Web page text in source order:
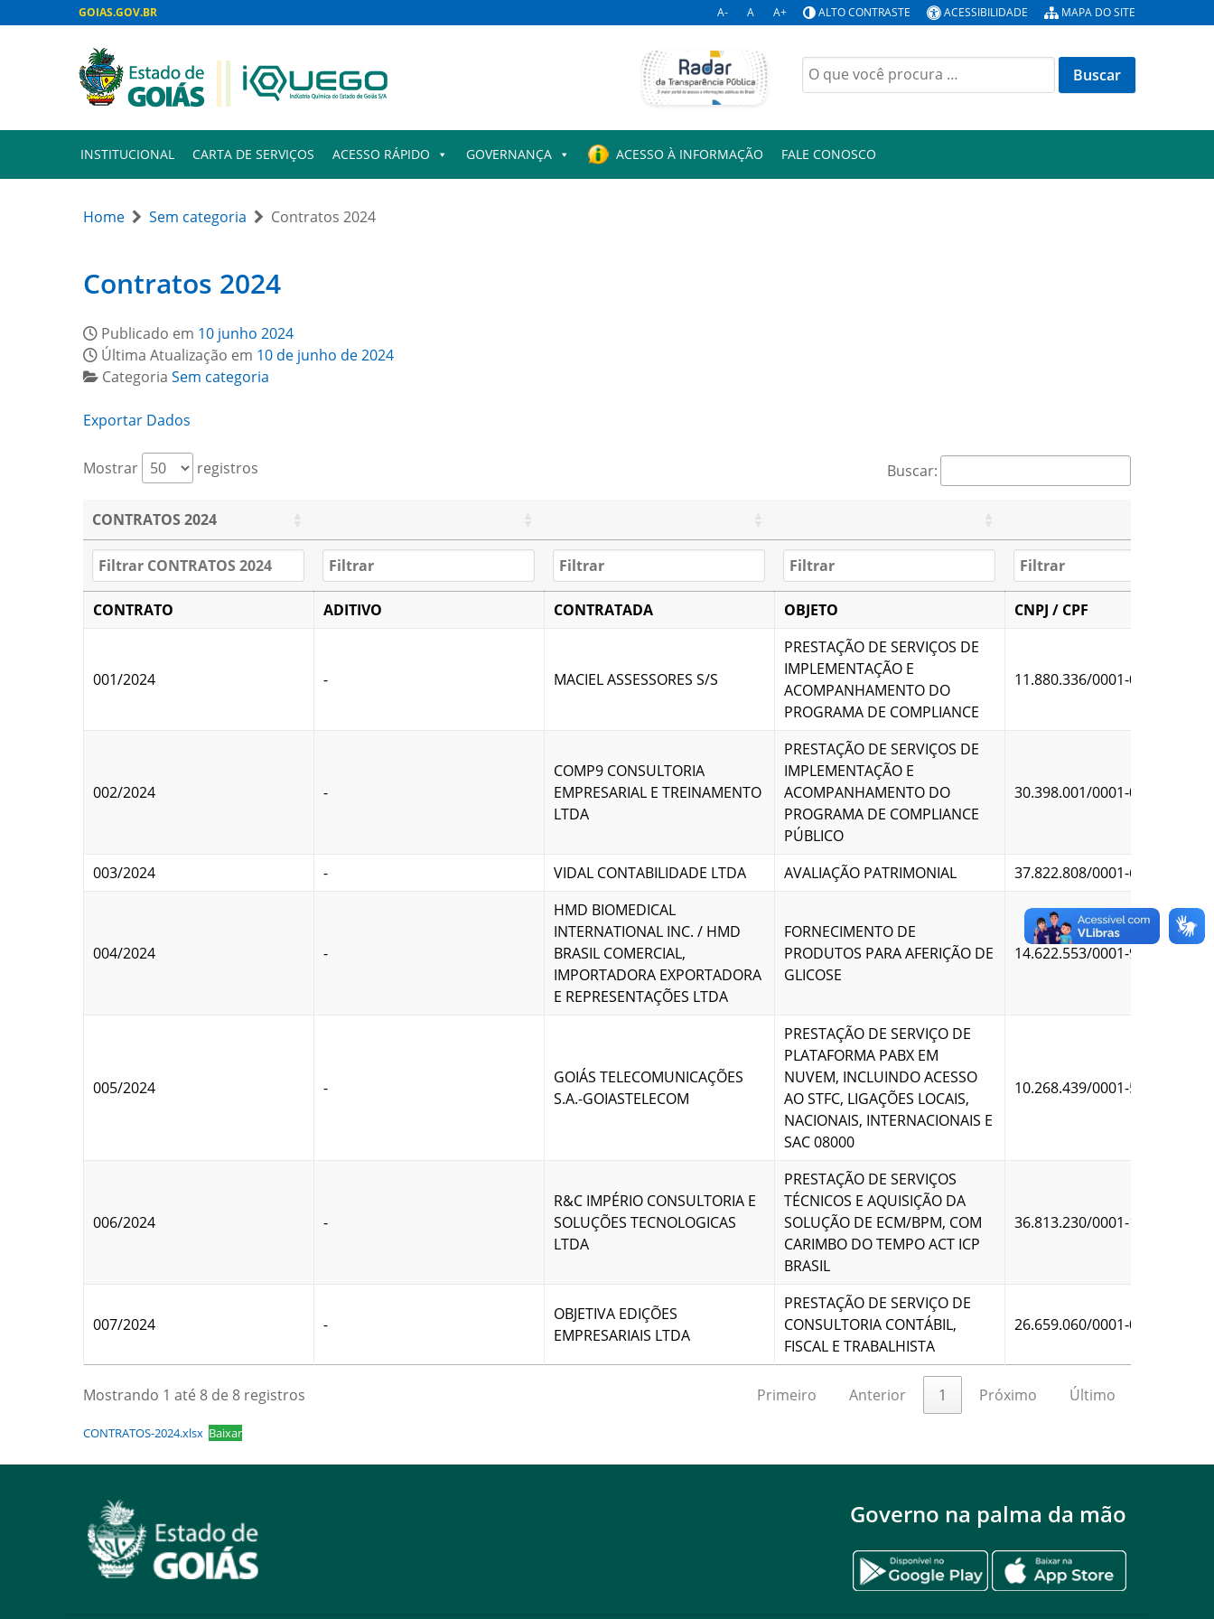
GOIAS.GOV.BR A- A A+ ALTO CONTRASTE ACESSIBILIDADE MAPA DO SITE
Buscar
por:
INSTITUCIONAL CARTA DE SERVIÇOS ACESSO RÁPIDO GOVERNANÇA ACESSO À INFORMAÇÃO FALE CONOSCO
Home Sem categoria Contratos 2024
Contratos 2024
Publicado em 10 junho 2024
Última Atualização em 10 de junho de 2024
Categoria Sem categoria
Exportar Dados
Mostrar registros Buscar:
CONTRATOS 2024
CONTRATO ADITIVO CONTRATADA OBJETO CNPJ / CPF
001/2024 - MACIEL ASSESSORES S/S
PRESTAÇÃO DE SERVIÇOS DE
IMPLEMENTAÇÃO E
ACOMPANHAMENTO DO
PROGRAMA DE COMPLIANCE
11.880.336/0001-02
002/2024 -
COMP9 CONSULTORIA
EMPRESARIAL E TREINAMENTO
LTDA
PRESTAÇÃO DE SERVIÇOS DE
IMPLEMENTAÇÃO E
ACOMPANHAMENTO DO
PROGRAMA DE COMPLIANCE
PÚBLICO
30.398.001/0001-05
003/2024 - VIDAL CONTABILIDADE LTDA AVALIAÇÃO PATRIMONIAL 37.822.808/0001-64
004/2024 -
HMD BIOMEDICAL
INTERNATIONAL INC. / HMD
BRASIL COMERCIAL,
IMPORTADORA EXPORTADORA
E REPRESENTAÇÕES LTDA
FORNECIMENTO DE
PRODUTOS PARA AFERIÇÃO DE
GLICOSE
14.622.553/0001-90
005/2024 -
GOIÁS TELECOMUNICAÇÕES
S.A.-GOIASTELECOM
PRESTAÇÃO DE SERVIÇO DE
PLATAFORMA PABX EM
NUVEM, INCLUINDO ACESSO
AO STFC, LIGAÇÕES LOCAIS,
NACIONAIS, INTERNACIONAIS E
SAC 08000
10.268.439/0001-53
006/2024 -
R&C IMPÉRIO CONSULTORIA E
SOLUÇÕES TECNOLOGICAS
LTDA
PRESTAÇÃO DE SERVIÇOS
TÉCNICOS E AQUISIÇÃO DA
SOLUÇÃO DE ECM/BPM, COM
CARIMBO DO TEMPO ACT ICP
BRASIL
36.813.230/0001-17
007/2024 -
OBJETIVA EDIÇÕES
EMPRESARIAIS LTDA
PRESTAÇÃO DE SERVIÇO DE
CONSULTORIA CONTÁBIL,
FISCAL E TRABALHISTA
26.659.060/0001-04
Mostrando 1 até 8 de 8 registros Primeiro Anterior 1 Próximo Último
CONTRATOS-2024.xlsx Baixar
Governo na palma da mão